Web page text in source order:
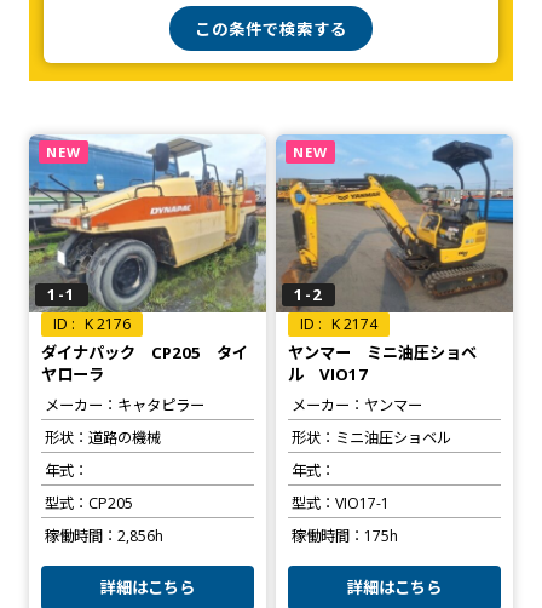
NEW
1-1
K 2176
ダイナパック CP205 タイ
ヤローラ
メーカー
キャタピラー
形状
道路の機械
年式
型式
CP205
稼働時間
2,856h
詳細はこちら
NEW
1-2
K 2174
ヤンマー ミニ油圧ショベ
ル VIO17
メーカー
ヤンマー
形状
ミニ油圧ショベル
年式
型式
VIO17-1
稼働時間
175h
詳細はこちら